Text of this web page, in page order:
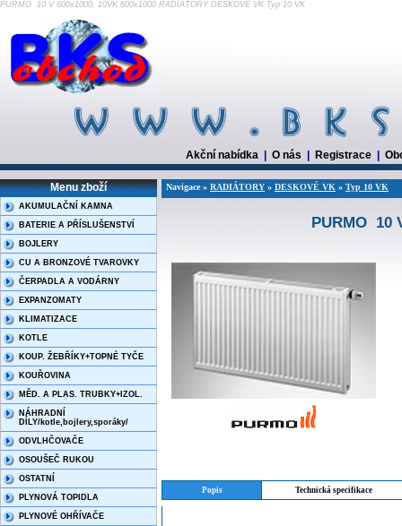
PURMO 10 V 600x1000, 10VK 600x1000 RADIÁTORY DESKOVÉ VK Typ 10 VK
Akční nabídka O nás Registrace
Menu zboží
AKUMULAČNÍ KAMNA
BATERIE A PŘÍSLUŠENSTVÍ
BOJLERY
CU A BRONZOVÉ TVAROVKY
ČERPADLA A VODÁRNY
EXPANZOMATY
KLIMATIZACE
KOTLE
KOUP. ŽEBŘÍKY+TOPNÉ TYČE
KOUŘOVINA
MĚD. A PLAS. TRUBKY+IZOL.
NÁHRADNÍ
DÍLY/kotle,bojlery,sporáky/
ODVLHČOVAČE
OSOUŠEČ RUKOU
OSTATNÍ
PLYNOVÁ TOPIDLA
PLYNOVÉ OHŘÍVAČE
Navigace » RADIÁTORY » DESKOVÉ VK » Typ 10 VK
PURMO 10
Popis Technická specifikace